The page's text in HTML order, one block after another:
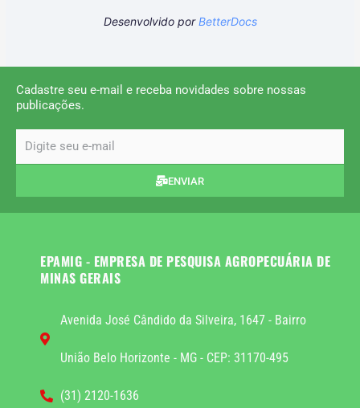
Desenvolvido porBetterDocs
Cadastre seu e-mail e receba novidades sobre nossas
publicações.
ENVIAR
EPAMIG - EMPRESA DE PESQUISA AGROPECUÁRIA DE
MINAS GERAIS
Avenida José Cândido da Silveira, 1647 - Bairro
União Belo Horizonte - MG - CEP: 31170-495
(31) 2120-1636